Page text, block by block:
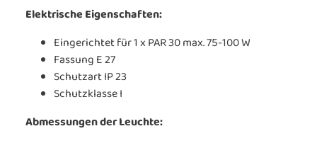
Elektrische Eigenschaften:
Eingerichtet für 1 x PAR 30 max. 75-100 W
Fassung E 27
Schutzart IP 23
Schutzklasse I
Abmessungen der Leuchte: